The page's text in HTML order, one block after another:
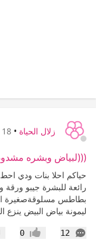
زلال الحياة • 18 سنة
(((لبياض وبشره
حياكم احلا بنات ودي
ليمونة بياض البيض ينزع
12
التعليقات إعجاب0